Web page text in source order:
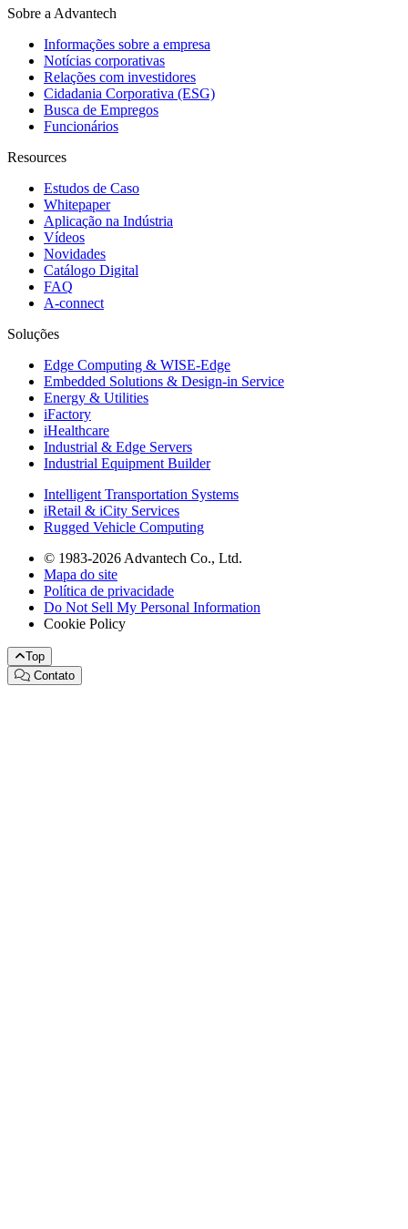
Sobre a Advantech
Informações sobre a empresa
Notícias corporativas
Relações com investidores
Cidadania Corporativa (ESG)
Busca de Empregos
Funcionários
Resources
Estudos de Caso
Whitepaper
Aplicação na Indústria
Vídeos
Novidades
Catálogo Digital
FAQ
A-connect
Soluções
Edge Computing & WISE-Edge
Embedded Solutions & Design-in Service
Energy & Utilities
iFactory
iHealthcare
Industrial & Edge Servers
Industrial Equipment Builder
Intelligent Transportation Systems
iRetail & iCity Services
Rugged Vehicle Computing
© 1983-2026 Advantech Co., Ltd.
Mapa do site
Política de privacidade
Do Not Sell My Personal Information
Cookie Policy
Top
Contato